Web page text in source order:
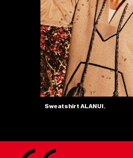
Sweatshirt ALANUI.